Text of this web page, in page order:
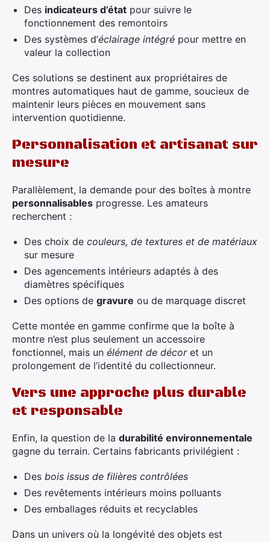
Des indicateurs d’état pour suivre le
fonctionnement des remontoirs
Des systèmes d’éclairage intégré pour mettre en
valeur la collection
Ces solutions se destinent aux propriétaires de
montres automatiques haut de gamme, soucieux de
maintenir leurs pièces en mouvement sans
intervention quotidienne.
Personnalisation et artisanat sur
mesure
Parallèlement, la demande pour des boîtes à montre
personnalisables progresse. Les amateurs
recherchent :
Des choix de couleurs, de textures et de matériaux
sur mesure
Des agencements intérieurs adaptés à des
diamètres spécifiques
Des options de gravure ou de marquage discret
Cette montée en gamme confirme que la boîte à
montre n’est plus seulement un accessoire
fonctionnel, mais un élément de décoret un
prolongement de l’identité du collectionneur.
Vers une approche plus durable
et responsable
Enfin, la question de la durabilité environnementale
gagne du terrain. Certains fabricants privilégient :
Des bois issus de filières contrôlées
Des revêtements intérieurs moins polluants
Des emballages réduits et recyclables
Dans un univers où la longévité des objets est